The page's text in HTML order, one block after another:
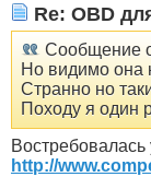
Re: OBD
Сообщение
Но видимо она
Странно но
Походу я один
Востребовалась
http://